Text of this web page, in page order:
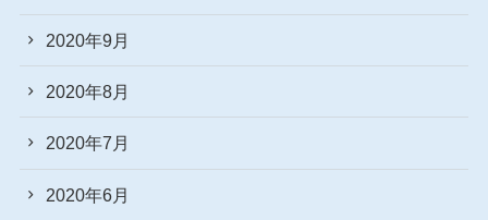
2020年9月
2020年8月
2020年7月
2020年6月